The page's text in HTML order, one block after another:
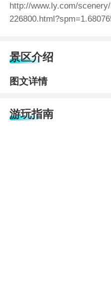
http://www.ly.com/scenery/
景区介绍
图文详情
游玩指南